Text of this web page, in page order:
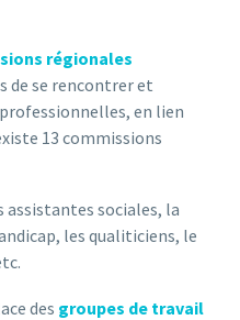
régionales
de se rencontrer et
en lien
13 commissions
assistantes sociales, la
les qualiticiens, le
des groupes de travail